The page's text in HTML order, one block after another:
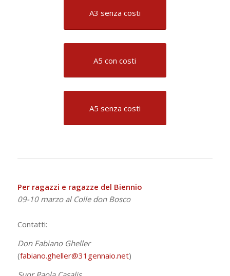
A3 senza costi
A5 con costi
A5 senza costi
Per ragazzi e ragazze del Biennio
09-10 marzo al Colle don Bosco
Contatti:
Don Fabiano Gheller
(fabiano.gheller@31gennaio.net)